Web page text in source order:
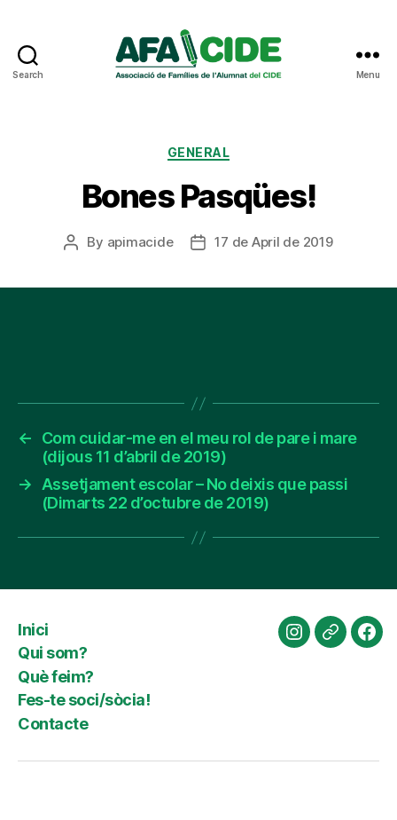
Search Menu
Categories
GENERAL
Bones Pasqües!
Post
By apimacide
Post17 de April de 2019
←
Com cuidar-me en el meu rol de pare i mare
(dijous 11 d’abril de 2019)
→ Assetjament escolar – No deixis que passi
(Dimarts 22 d’octubre de 2019)
Inici
Qui som?
Què feim?
Fes-te soci/sòcia!
Contacte
Instagram
Website